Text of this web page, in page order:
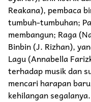
Reakana), pembaca
tumbuh-tumbuhan;
membangun; Raga
Binbin (J. Rizhan),
Lagu (Annabella
terhadap musik dan
mencari harapan
kehilangan segalanya.